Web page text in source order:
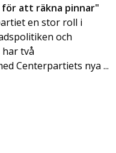
att räkna pinnar"
en stor roll i
och
har två
Centerpartiets nya ...